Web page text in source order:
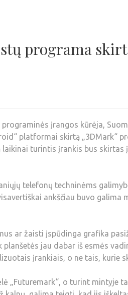
programa
įrangos kūrėja,
platformai skirtą „3DMark“
laikinai turintis įrankis bus
telefonų techninėms
ankščiau buvo galima
ar žaisti įspūdinga grafika
planšetės jau dabar iš esmės
įrankiais, o ne tais, kurie
„Futuremark“, o turint mintyje